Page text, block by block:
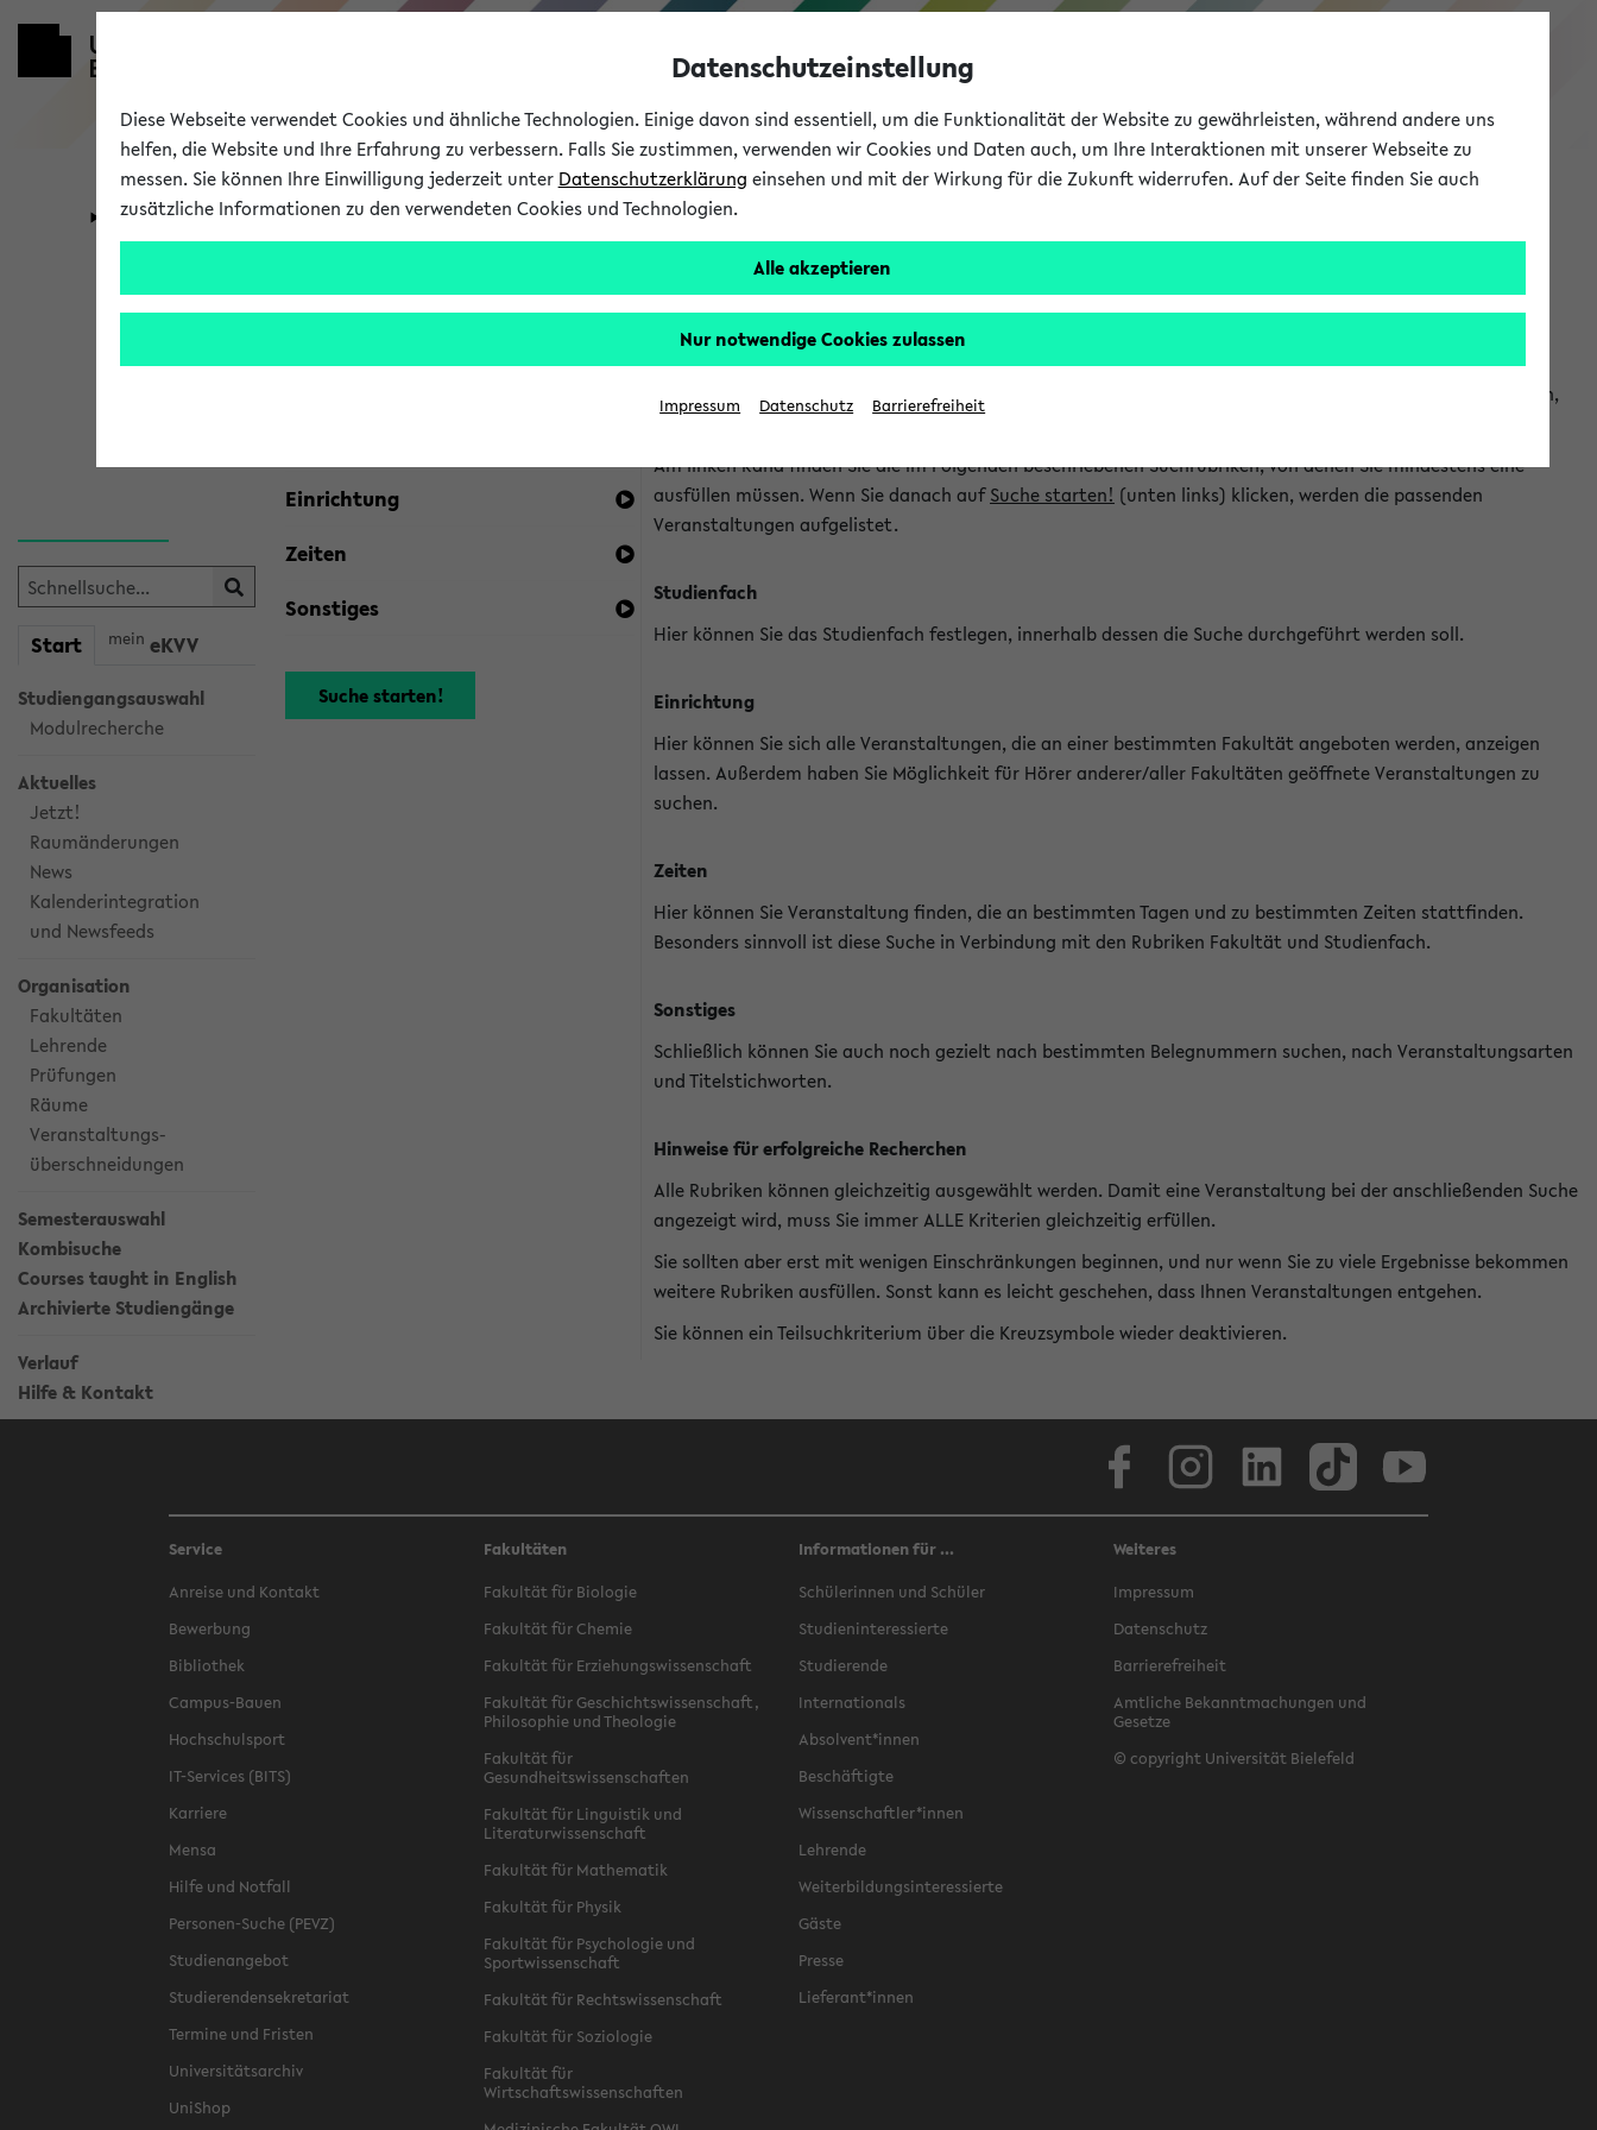
eKVV
Universität Forschung Studium
Start mein eKVV
Studiengangsauswahl
Modulrecherche
Aktuelles
Jetzt!
Raumänderungen
News
Kalenderintegration
und Newsfeeds
Organisation
Fakultäten
Lehrende
Prüfungen
Räume
Veranstaltungs-
überschneidungen
Semesterauswahl
Kombisuche
Courses taught in English
Archivierte Studiengänge
Verlauf
Hilfe & Kontakt
Kombisuche im eKVV
Ihre Suchkriterien:
Einrichtung
Zeiten
Sonstiges
Hinweise zur Kombisuche
Sie können das eKVV nach diversen Kriterien durchsuchen und so gezielt die Veranstaltungen heraussuchen,
die für Sie interessant sind.
Am linken Rand finden Sie die im Folgenden beschriebenen Suchrubriken, von denen Sie mindestens eine
ausfüllen müssen. Wenn Sie danach aufSuche starten! (unten links) klicken, werden die passenden
Veranstaltungen aufgelistet.
Studienfach
Hier können Sie das Studienfach festlegen, innerhalb dessen die Suche durchgeführt werden soll.
Einrichtung
Hier können Sie sich alle Veranstaltungen, die an einer bestimmten Fakultät angeboten werden, anzeigen
lassen. Außerdem haben Sie Möglichkeit für Hörer anderer/aller Fakultäten geöffnete Veranstaltungen zu
suchen.
Zeiten
Hier können Sie Veranstaltung finden, die an bestimmten Tagen und zu bestimmten Zeiten stattfinden.
Besonders sinnvoll ist diese Suche in Verbindung mit den Rubriken Fakultät und Studienfach.
Sonstiges
Schließlich können Sie auch noch gezielt nach bestimmten Belegnummern suchen, nach Veranstaltungsarten
und Titelstichworten.
Hinweise für erfolgreiche Recherchen
Alle Rubriken können gleichzeitig ausgewählt werden. Damit eine Veranstaltung bei der anschließenden Suche
angezeigt wird, muss Sie immer ALLE Kriterien gleichzeitig erfüllen.
Sie sollten aber erst mit wenigen Einschränkungen beginnen, und nur wenn Sie zu viele Ergebnisse bekommen
weitere Rubriken ausfüllen. Sonst kann es leicht geschehen, dass Ihnen Veranstaltungen entgehen.
Sie können ein Teilsuchkriterium über die Kreuzsymbole wieder deaktivieren.
Service
Anreise und Kontakt
Bewerbung
Bibliothek
Campus-Bauen
Hochschulsport
IT-Services (BITS)
Karriere
Mensa
Hilfe und Notfall
Personen-Suche (PEVZ)
Studienangebot
Studierendensekretariat
Termine und Fristen
Universitätsarchiv
UniShop
Fakultäten
Fakultät für Biologie
Fakultät für Chemie
Fakultät für Erziehungswissenschaft
Fakultät für Geschichtswissenschaft,
Philosophie und Theologie
Fakultät für
Gesundheitswissenschaften
Fakultät für Linguistik und
Literaturwissenschaft
Fakultät für Mathematik
Fakultät für Physik
Fakultät für Psychologie und
Sportwissenschaft
Fakultät für Rechtswissenschaft
Fakultät für Soziologie
Fakultät für
Wirtschaftswissenschaften
Informationen für ...
Schülerinnen und Schüler
Studieninteressierte
Studierende
Internationals
Absolvent*innen
Beschäftigte
Wissenschaftler*innen
Lehrende
Weiterbildungsinteressierte
Gäste
Presse
Lieferant*innen
Weiteres
Impressum
Datenschutz
Barrierefreiheit
Amtliche Bekanntmachungen und
Gesetze
© copyright Universität Bielefeld
Datenschutzeinstellung
Diese Webseite verwendet Cookies und ähnliche Technologien. Einige davon sind essentiell, um die Funktionalität der Website zu gewährleisten, während andere uns
helfen, die Website und Ihre Erfahrung zu verbessern. Falls Sie zustimmen, verwenden wir Cookies und Daten auch, um Ihre Interaktionen mit unserer Webseite zu
messen. Sie können Ihre Einwilligung jederzeit unter Datenschutzerklärung einsehen und mit der Wirkung für die Zukunft widerrufen. Auf der Seite finden Sie auch
zusätzliche Informationen zu den verwendeten Cookies und Technologien.
Alle akzeptieren
Nur notwendige Cookies zulassen
Impressum Datenschutz Barrierefreiheit